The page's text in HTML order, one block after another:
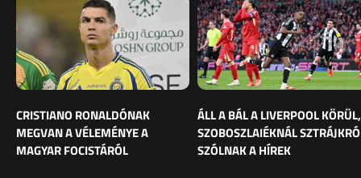
CRISTIANO RONALDÓNAK
MEGVAN A VÉLEMÉNYE A
MAGYAR FOCISTÁRÓL
ÁLL A BÁL A LIVERPOOL KÖRÜL,
SZOBOSZLAIÉKNÁL
SZÓLNAK A HÍREK